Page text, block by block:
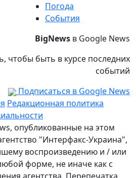
Погода
События
BigNews в Google News
чтобы быть в курсе последних
событий
Подписаться в Google News
Редакционная политика
опубликованные на этом
"Интерфакс-Украина",
воспроизведению и / или
форме, не иначе как с